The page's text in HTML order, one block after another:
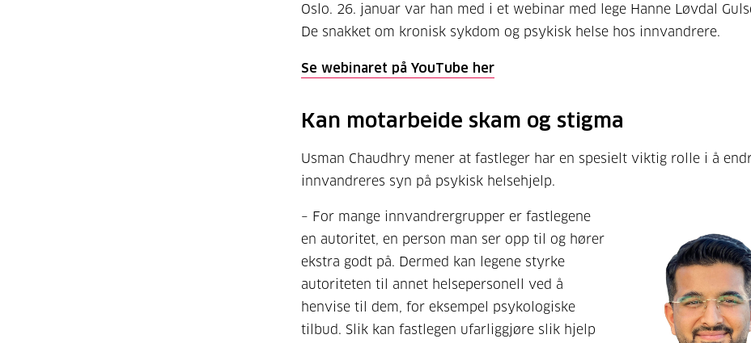
Oslo. 26. januar var han med i et webinar med lege Hanne Løvdal
De snakket om kronisk sykdom og psykisk helse hos innvandrere.
Se webinaret på YouTube her
Kan motarbeide skam og stigma
Usman Chaudhry mener at fastleger har en spesielt viktig rolle i å
innvandreres syn på psykisk helsehjelp.
– For mange innvandrergrupper er fastlegene
en autoritet, en person man ser opp til og hører
ekstra godt på. Dermed kan legene styrke
autoriteten til annet helsepersonell ved å
henvise til dem, for eksempel psykologiske
tilbud. Slik kan fastlegen ufarliggjøre slik hjelp